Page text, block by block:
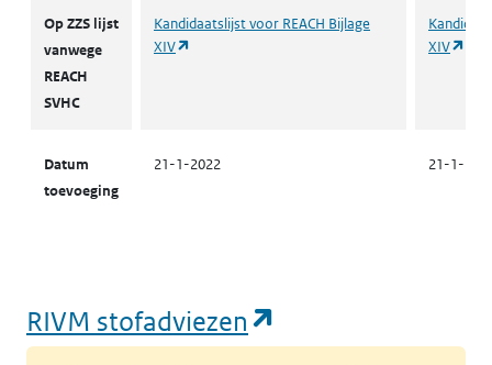
Op ZZS lijst
vanwege
REACH
SVHC
Kandidaatslijst voor REACH Bijlage
XIV
XIV
Datum
toevoeging
21-1-2022 21-1-
RIVM stofadviezen